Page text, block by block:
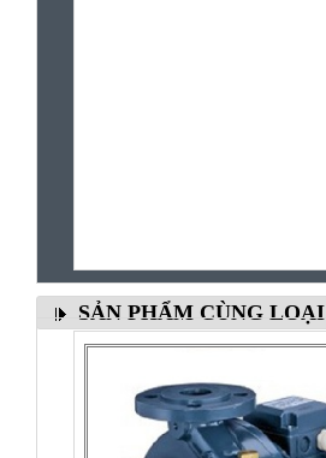
SẢN PHẨM CÙNG LOẠI